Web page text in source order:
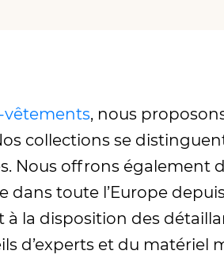
vêtements, nous
collections se
Nous offrons également
dans toute l’Europe
à la disposition des
d’experts et du matériel